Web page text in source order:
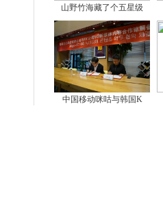
山野竹海藏了个五星级
中国移动咪咕与韩国K